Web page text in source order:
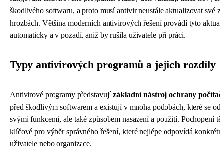
škodlivého softwaru, a proto musí antivir neustále aktualizovat své
hrozbách. Většina moderních antivirových řešení provádí tyto
automaticky a v pozadí, aniž by rušila uživatele při práci.
Typy antivirových programů a jejich rozdíly
Antivirové programy představujízákladní nástroj ochrany
před škodlivým softwarem a existují v mnoha podobách, které se
svými funkcemi, ale také způsobem nasazení a použití. Pochopení
klíčové pro výběr správného řešení, které nejlépe odpovídá
uživatele nebo organizace.